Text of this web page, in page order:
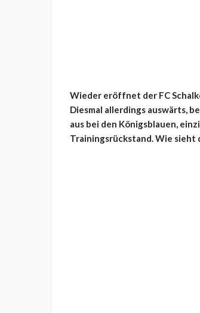
Wieder eröffnet der FC
Diesmal allerdings auswärts,
aus bei den Königsblauen,
Trainingsrückstand. Wie sieht